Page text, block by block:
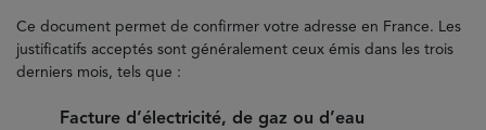
Ce document permet de confirmer votre adresse en France. Les
justificatifs acceptés sont généralement ceux émis dans les trois
derniers mois, tels que :
Facture d’électricité, de gaz ou d’eau